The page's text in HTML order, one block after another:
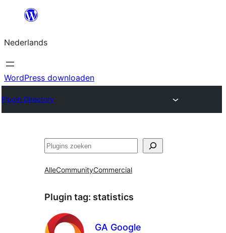
de
inhoud
Nederlands
WordPress downloaden
Plugin Directory
Zoeken
AlleCommunityCommercial
Plugin tag: statistics
GA Google